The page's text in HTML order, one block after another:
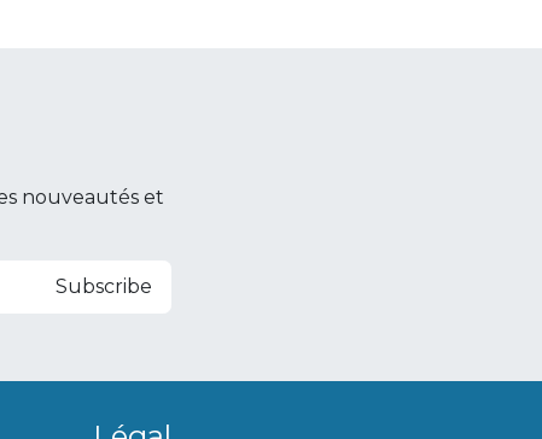
nouveautés et
Subscribe